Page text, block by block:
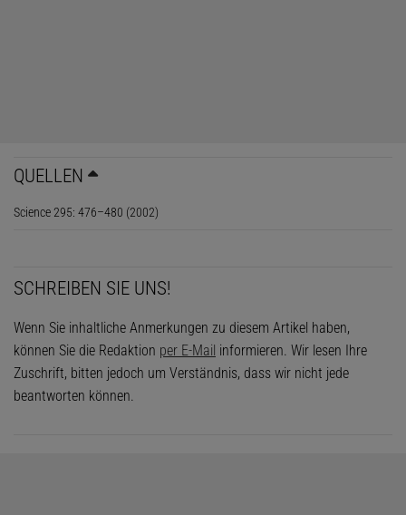
QUELLEN
Science 295: 476–480 (2002)
SCHREIBEN SIE UNS!
Wenn Sie inhaltliche Anmerkungen zu diesem Artikel haben,
können Sie die Redaktion per E-Mail informieren. Wir lesen Ihre
Zuschrift, bitten jedoch um Verständnis, dass wir nicht jede
beantworten können.